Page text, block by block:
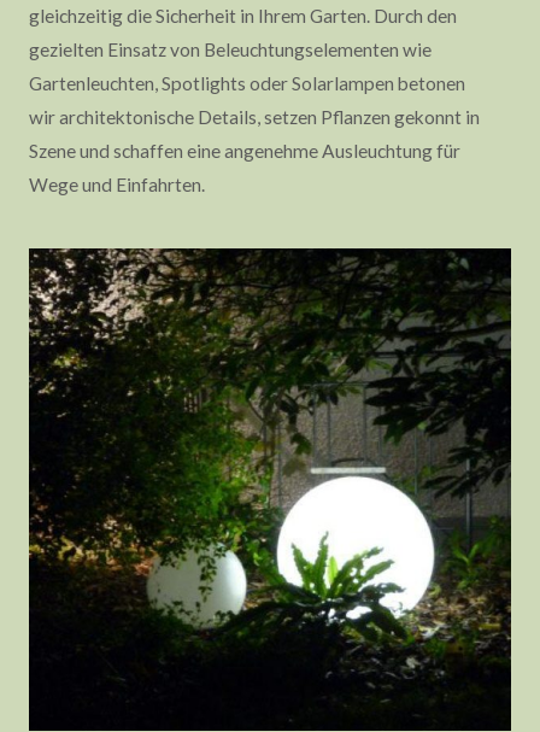
gleichzeitig die Sicherheit in Ihrem Garten. Durch den
gezielten Einsatz von Beleuchtungselementen wie
Gartenleuchten, Spotlights oder Solarlampen betonen
wir architektonische Details, setzen Pflanzen gekonnt in
Szene und schaffen eine angenehme Ausleuchtung für
Wege und Einfahrten.